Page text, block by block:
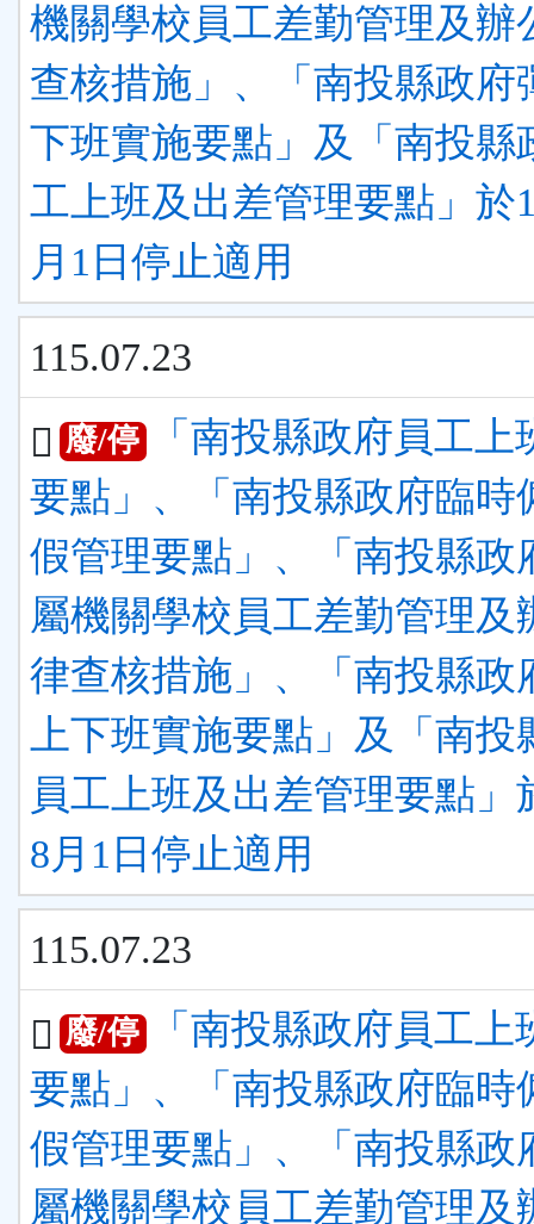
機關學校員工差勤管理及辦
查核措施」、「南投縣政府
下班實施要點」及「南投縣
工上班及出差管理要點」於
月1日停止適用
115.07.23
廢/停
「南投縣政府員工上
要點」、「南投縣政府臨時
假管理要點」、「南投縣政
屬機關學校員工差勤管理及
律查核措施」、「南投縣政
上下班實施要點」及「南投
員工上班及出差管理要點」
8月1日停止適用
115.07.23
廢/停
「南投縣政府員工上
要點」、「南投縣政府臨時
假管理要點」、「南投縣政
屬機關學校員工差勤管理及